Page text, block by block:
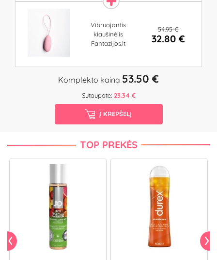
Vibruojantis
kiaušinėlis
Fantazijos.lt
54.95 €
32.80 €
Komplekto kaina 53.50 €
Sutaupote: 23.34 €
Į KREPŠELĮ
TOP PREKĖS